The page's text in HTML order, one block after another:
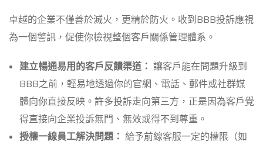
卓越的企業不僅善於滅火，更精於防火。收到BBB投訴應視
為一個警訊，促使你檢視整個客戶關係管理體系。
建立暢通易用的客戶反饋渠道： 讓客戶能在問題升級到
BBB之前，輕易地透過你的官網、電話、郵件或社群媒
體向你直接反映。許多投訴走向第三方，正是因為客戶覺
得直接向企業投訴無門、無效或得不到尊重。
授權一線員工解決問題： 給予前線客服一定的權限（如